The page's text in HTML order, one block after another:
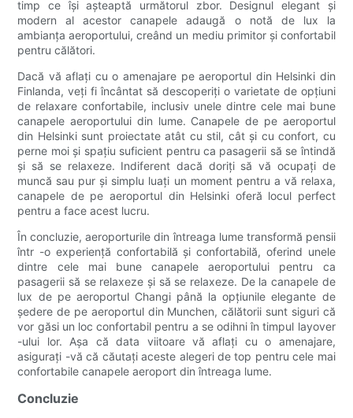
timp ce își așteaptă următorul zbor. Designul elegant și
modern al acestor canapele adaugă o notă de lux la
ambianța aeroportului, creând un mediu primitor și confortabil
pentru călători.
Dacă vă aflați cu o amenajare pe aeroportul din Helsinki din
Finlanda, veți fi încântat să descoperiți o varietate de opțiuni
de relaxare confortabile, inclusiv unele dintre cele mai bune
canapele aeroportului din lume. Canapele de pe aeroportul
din Helsinki sunt proiectate atât cu stil, cât și cu confort, cu
perne moi și spațiu suficient pentru ca pasagerii să se întindă
și să se relaxeze. Indiferent dacă doriți să vă ocupați de
muncă sau pur și simplu luați un moment pentru a vă relaxa,
canapele de pe aeroportul din Helsinki oferă locul perfect
pentru a face acest lucru.
În concluzie, aeroporturile din întreaga lume transformă pensii
într -o experiență confortabilă și confortabilă, oferind unele
dintre cele mai bune canapele aeroportului pentru ca
pasagerii să se relaxeze și să se relaxeze. De la canapele de
lux de pe aeroportul Changi până la opțiunile elegante de
ședere de pe aeroportul din Munchen, călătorii sunt siguri că
vor găsi un loc confortabil pentru a se odihni în timpul layover
-ului lor. Așa că data viitoare vă aflați cu o amenajare,
asigurați -vă că căutați aceste alegeri de top pentru cele mai
confortabile canapele aeroport din întreaga lume.
Concluzie